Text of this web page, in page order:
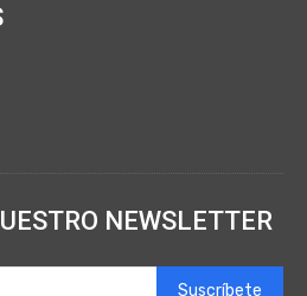
NEWSLETTER
Suscríbete